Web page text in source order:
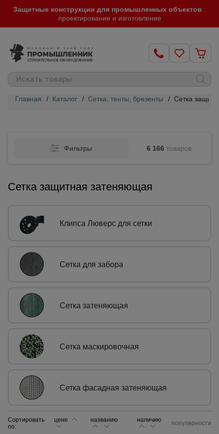
Защитные конструкции для промышленных объектов :
проектирование и изготовление
Главная / Каталог / Сетка, тенты, брезенты / Сетка
Фильтры 6 166 товаров
Сетка защитная затеняющая
Клипса Люверс для сетки
Сетка для забора
Сетка затеняющая
Сетка маскировочная
Сетка фасадная затеняющая
Сортировать
по:
цене названию наличию популярности
строительный
Фанера
ламинированная
всех
товаров